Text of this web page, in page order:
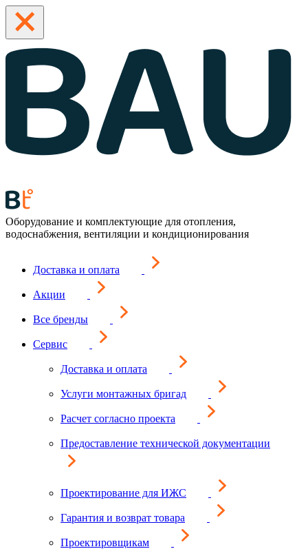
Оборудование и комплектующие для отопления,
водоснабжения, вентиляции и кондиционирования
Доставка и оплата
Акции
Все бренды
Сервис
Доставка и оплата
Услуги монтажных бригад
Расчет согласно проекта
Предоставление технической документации
Проектирование для ИЖС
Гарантия и возврат товара
Проектировщикам